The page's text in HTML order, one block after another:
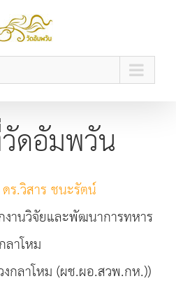
ดอัมพวัน
ร.วิสาร ชนะรัตน์
านวิจัยและพัฒนาการทหาร
กลาโหม
กลาโหม (ผช.ผอ.สวพ.กห.))